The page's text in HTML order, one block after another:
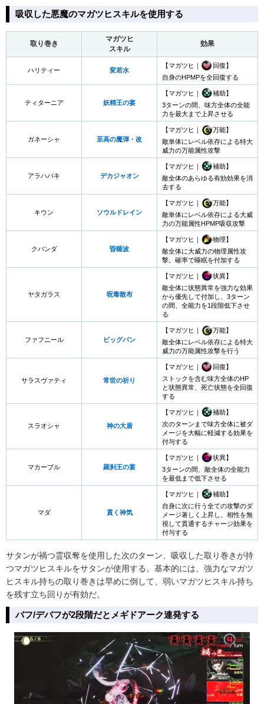
吸収した悪魔のマガツヒスキルを使用する
取り巻き
マガツヒ
スキル
効果
ハリティー 変若水
【マガツヒ｜
回復】
自身のHPMPを全回復する
ティターニア 妖精王の宴
【マガツヒ｜
補助】
3ターンの間、味方全体の全能
力を最大まで上昇させる
ガネーシャ 至高の魔弾・改
【マガツヒ｜
万能】
敵単体にレベル依存による特大
威力の万能属性攻撃
アラハバキ デカジャオン
【マガツヒ｜
補助】
敵全体のあらゆる有効効果を消
去する
キウン ソウルドレイン
【マガツヒ｜
万能】
敵単体にレベル依存による大威
力の万能属性HPMP吸収攻撃
クバンダ 昏睡波
【マガツヒ｜
物理】
敵全体に大威力の物理属性攻
撃。確率で睡眠を付加する
ヤタガラス 呪毒散布
【マガツヒ｜
状異】
敵全体に状態異常を強力な効果
から優先して付加し、3ターン
の間、全能力を1段階低下させ
る
ファフニール ビッグバン
【マガツヒ｜
万能】
敵全体にレベル依存による特大
威力の万能属性攻撃を行う
サラスヴァティ 常世の祈り
【マガツヒ｜
回復】
ストックを含む味方全体のHP
と状態異常、死亡状態を全回復
する
スラオシャ 神の大盾
【マガツヒ｜
補助】
次のターンまで味方全体に被ダ
メージを大幅に軽減する効果を
付与する
マカーブル 羅刹王の宴
【マガツヒ｜
状異】
3ターンの間、敵全体の全能力
を最低まで低下させる
マダ 貫く神気
【マガツヒ｜
補助】
自身に次に行う全ての攻撃のダ
メージ著しく上昇し、相性を無
視して貫通するチャージ効果を
付与する
サタンが禍つ霊収奪を使用した次のターン、吸収した取り巻きが持
つマガツヒスキルをサタンが使用する。基本的には、強力なマガツ
ヒスキル持ちの取り巻きは早めに倒して、弱いマガツヒスキル持ち
を残す立ち回りが有効だ。
バフ/デバフが2段階だとメギドアーク連発する